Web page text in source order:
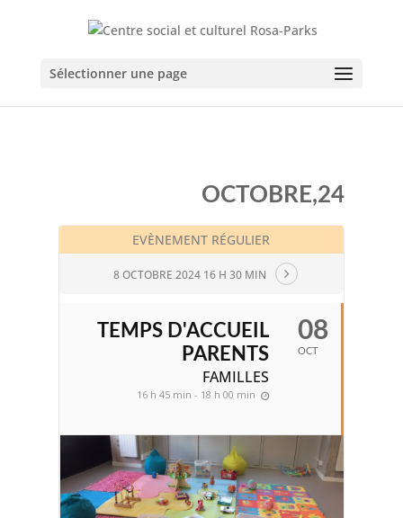
Sélectionner une page
OCTOBRE,24
EVÈNEMENT RÉGULIER
8 OCTOBRE 2024 16 H 30 MIN
08
OCT
TEMPS D'ACCUEIL
PARENTS
FAMILLES
16 h 45 min - 18 h 00 min